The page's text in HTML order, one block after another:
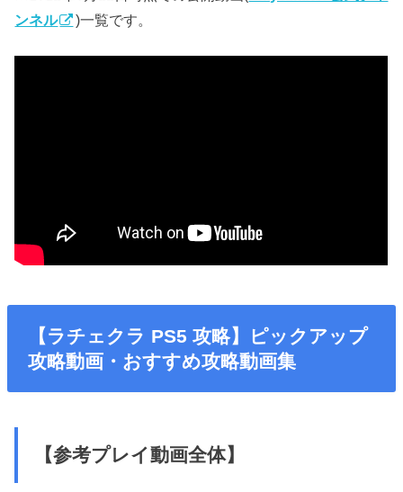
ンネル
)一覧です。
【ラチェクラ PS5 攻略】ピックアップ
攻略動画・おすすめ攻略動画集
【参考プレイ動画全体】